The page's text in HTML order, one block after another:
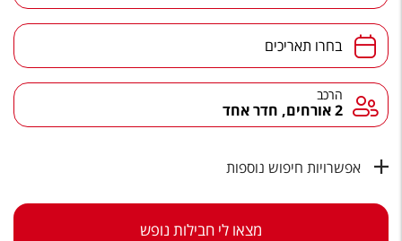
הרגע האחרון
חבילות בריאות וספא
טיסות לחו"ל
מלונות בחו"ל
תאריכים בחרו תאריכים
הרכב הרכב
2 אורחים, חדר אחד
אפשרויות חיפוש נוספות
מצאו לי חבילות נופש